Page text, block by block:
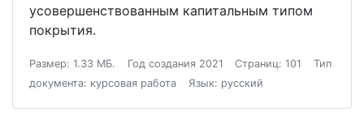
усовершенствованным капитальным типом
покрытия.
Размер: 1.33 МБ. Год создания 2021 Страниц: 101
Тип
документа: курсовая работа
Язык: русский